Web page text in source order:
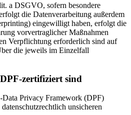
a DSGVO, sofern besondere
die Datenverarbeitung außerdem
eingewilligt haben, erfolgt die
vorvertraglicher Maßnahmen
Verpflichtung erforderlich sind auf
die jeweils im Einzelfall
zertifiziert sind
Data Privacy Framework (DPF)
unsicheren